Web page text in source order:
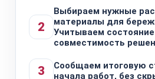
2
Выбираем нужные
материалы для
Учитываем
совместимость
3
Сообщаем итоговую
начала работ, без